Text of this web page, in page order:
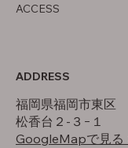
ACCESS
ADDRESS
福岡県福岡市東区
松香台２-３−１
GoogleMapで見る